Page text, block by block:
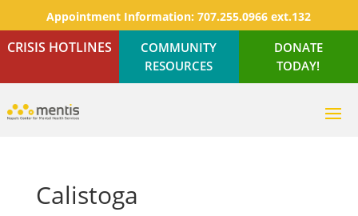
Appointment Information: 707.255.0966 ext.132
CRISIS HOTLINES
COMMUNITY
RESOURCES
DONATE
TODAY!
Calistoga